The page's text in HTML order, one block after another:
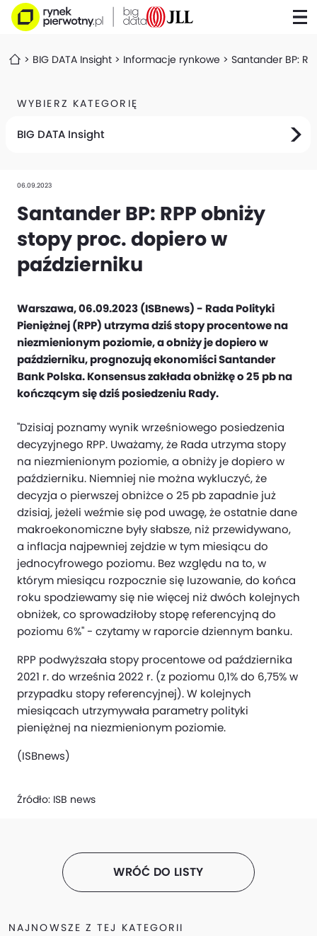
BIG DATA Insight Informacje rynkowe Santander BP:
WYBIERZ KATEGORIĘ
BIG DATA Insight
06.09.2023
Santander BP: RPP obniży
stopy proc. dopiero w
październiku
Warszawa, 06.09.2023 (ISBnews) - Rada Polityki
Pieniężnej (RPP) utrzyma dziś stopy procentowe na
niezmienionym poziomie, a obniży je dopiero w
październiku, prognozują ekonomiści Santander
Bank Polska. Konsensus zakłada obniżkę o 25 pb na
kończącym się dziś posiedzeniu Rady.
"Dzisiaj poznamy wynik wrześniowego posiedzenia
decyzyjnego RPP. Uważamy, że Rada utrzyma stopy
na niezmienionym poziomie, a obniży je dopiero w
październiku. Niemniej nie można wykluczyć, że
decyzja o pierwszej obniżce o 25 pb zapadnie już
dzisiaj, jeżeli weźmie się pod uwagę, że ostatnie dane
makroekonomiczne były słabsze, niż przewidywano,
a inflacja najpewniej zejdzie w tym miesiącu do
jednocyfrowego poziomu. Bez względu na to, w
którym miesiącu rozpocznie się luzowanie, do końca
roku spodziewamy się nie więcej niż dwóch kolejnych
obniżek, co sprowadziłoby stopę referencyjną do
poziomu 6%" - czytamy w raporcie dziennym banku.
RPP podwyższała stopy procentowe od października
2021 r. do września 2022 r. (z poziomu 0,1% do 6,75% w
przypadku stopy referencyjnej). W kolejnych
miesiącach utrzymywała parametry polityki
pieniężnej na niezmienionym poziomie.
(ISBnews)
Źródło: ISB news
WRÓĆ DO LISTY
NAJNOWSZE Z TEJ KATEGORII